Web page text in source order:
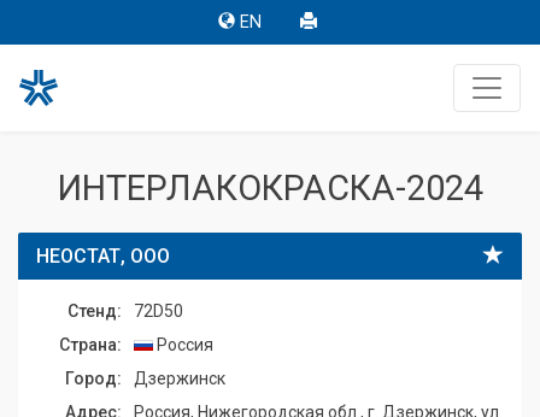
EN
ИНТЕРЛАКОКРАСКА-2024
НЕОСТАТ, ООО
Стенд:
72D50
Страна:
Россия
Город:
Дзержинск
Адрес:
Россия, Нижегородская обл., г. Дзержинск, ул.